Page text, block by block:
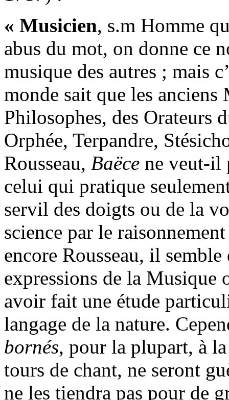
« Musicien, s.m Homme
abus du mot, on donne ce
musique des autres ; mais
monde sait que les anciens
Philosophes, des Orateurs
Orphée, Terpandre,
Rousseau, Baëce ne veut-il
celui qui pratique
servil des doigts ou de la
science par le
encore Rousseau, il
expressions de la
avoir fait une étude
langage de la nature.
bornés, pour la plupart, à
tours de chant, ne seront
ne les tiendra pas pour de